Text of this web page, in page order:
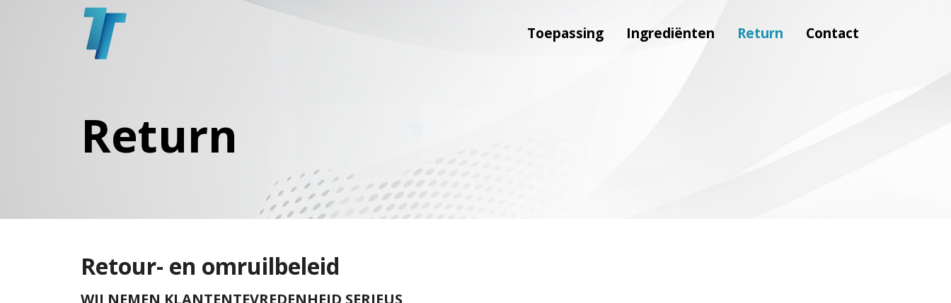
Toepassing Ingrediënten Return Contact
Return
Retour- en omruilbeleid
WIJ NEMEN KLANTENTEVREDENHEID SERIEUS